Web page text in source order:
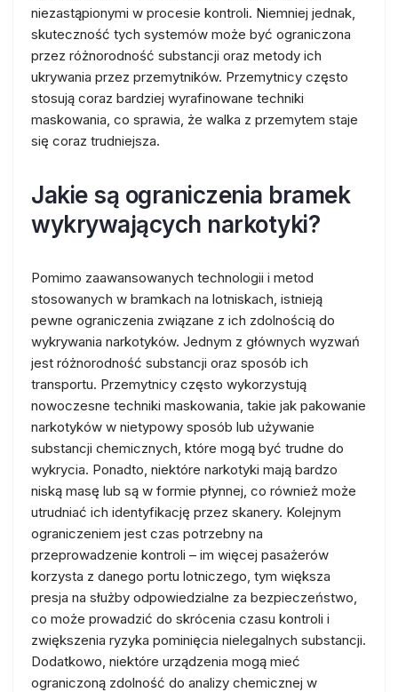
niezastąpionymi w procesie kontroli. Niemniej jednak,
skuteczność tych systemów może być ograniczona
przez różnorodność substancji oraz metody ich
ukrywania przez przemytników. Przemytnicy często
stosują coraz bardziej wyrafinowane techniki
maskowania, co sprawia, że walka z przemytem staje
się coraz trudniejsza.
Jakie są ograniczenia bramek
wykrywających narkotyki?
Pomimo zaawansowanych technologii i metod
stosowanych w bramkach na lotniskach, istnieją
pewne ograniczenia związane z ich zdolnością do
wykrywania narkotyków. Jednym z głównych wyzwań
jest różnorodność substancji oraz sposób ich
transportu. Przemytnicy często wykorzystują
nowoczesne techniki maskowania, takie jak pakowanie
narkotyków w nietypowy sposób lub używanie
substancji chemicznych, które mogą być trudne do
wykrycia. Ponadto, niektóre narkotyki mają bardzo
niską masę lub są w formie płynnej, co również może
utrudniać ich identyfikację przez skanery. Kolejnym
ograniczeniem jest czas potrzebny na
przeprowadzenie kontroli – im więcej pasażerów
korzysta z danego portu lotniczego, tym większa
presja na służby odpowiedzialne za bezpieczeństwo,
co może prowadzić do skrócenia czasu kontroli i
zwiększenia ryzyka pominięcia nielegalnych substancji.
Dodatkowo, niektóre urządzenia mogą mieć
ograniczoną zdolność do analizy chemicznej w